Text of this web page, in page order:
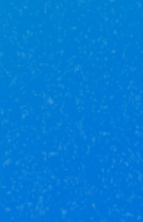
в процентах, где-то
Специалисты агентства
знают, как выбрать
решение. Обращайтесь
вас оптимальный вариант,
и проведем безопасную
70-20
«Ю»: как делать
в других городах через
для риелторов,